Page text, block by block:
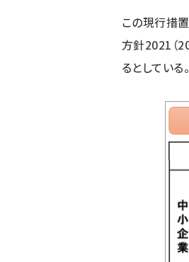
この現行措
方針2021（
るとしている。